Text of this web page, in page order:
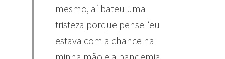
mesmo, aí bateu uma
tristeza porque pensei ‘eu
estava com a chance na